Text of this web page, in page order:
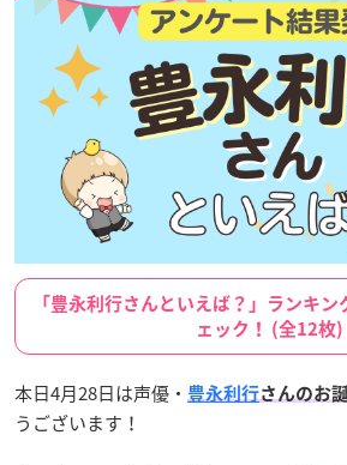
「豊永利行さんといえば？」ランキ
ェック！ (全12枚)
本日4月28日は声優・ 豊永利行さんのお
うございます！